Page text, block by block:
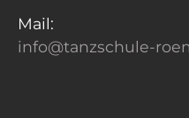
Mail:
info@tanzschule-